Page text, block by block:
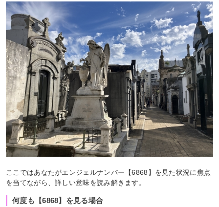
ここではあなたがエンジェルナンバー【6868】を見た状況に焦点
を当てながら、詳しい意味を読み解きます。
何度も【6868】を見る場合